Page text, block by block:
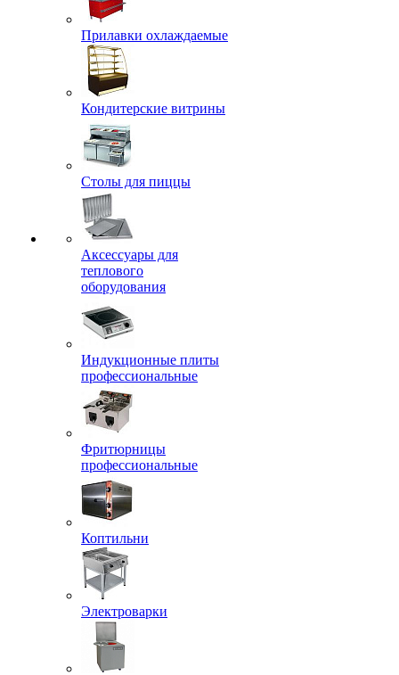
Прилавки охлаждаемые
Кондитерские витрины
Столы для пиццы
Аксессуары для
теплового
оборудования
Индукционные плиты
профессиональные
Фритюрницы
профессиональные
Коптильни
Электроварки